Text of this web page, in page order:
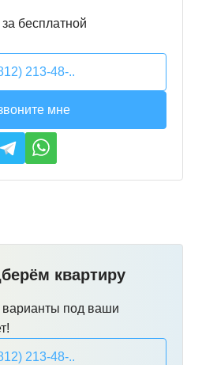
бесплатной
213-48-..
мне
квартиру
под ваши
213-48-..